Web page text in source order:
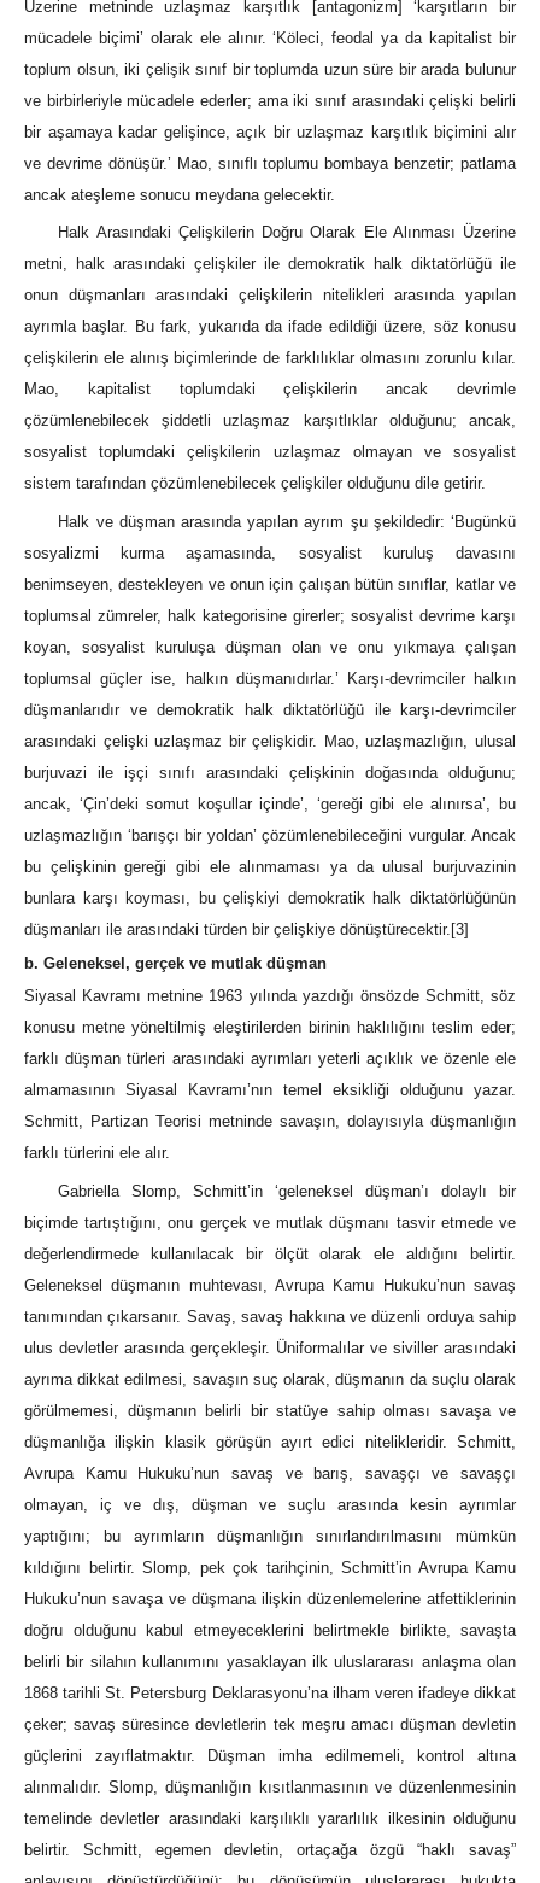
Üzerine metninde uzlaşmaz karşıtlık [antagonizm] ‘karşıtların bir
mücadele biçimi’ olarak ele alınır. ‘Köleci, feodal ya da kapitalist bir
toplum olsun, iki çelişik sınıf bir toplumda uzun süre bir arada bulunur
ve birbirleriyle mücadele ederler; ama iki sınıf arasındaki çelişki belirli
bir aşamaya kadar gelişince, açık bir uzlaşmaz karşıtlık biçimini alır
ve devrime dönüşür.’ Mao, sınıflı toplumu bombaya benzetir; patlama
ancak ateşleme sonucu meydana gelecektir.
Halk Arasındaki Çelişkilerin Doğru Olarak Ele Alınması Üzerine
metni, halk arasındaki çelişkiler ile demokratik halk diktatörlüğü ile
onun düşmanları arasındaki çelişkilerin nitelikleri arasında yapılan
ayrımla başlar. Bu fark, yukarıda da ifade edildiği üzere, söz konusu
çelişkilerin ele alınış biçimlerinde de farklılıklar olmasını zorunlu kılar.
Mao, kapitalist toplumdaki çelişkilerin ancak devrimle
çözümlenebilecek şiddetli uzlaşmaz karşıtlıklar olduğunu; ancak,
sosyalist toplumdaki çelişkilerin uzlaşmaz olmayan ve sosyalist
sistem tarafından çözümlenebilecek çelişkiler olduğunu dile getirir.
Halk ve düşman arasında yapılan ayrım şu şekildedir: ‘Bugünkü
sosyalizmi kurma aşamasında, sosyalist kuruluş davasını
benimseyen, destekleyen ve onun için çalışan bütün sınıflar, katlar ve
toplumsal zümreler, halk kategorisine girerler; sosyalist devrime karşı
koyan, sosyalist kuruluşa düşman olan ve onu yıkmaya çalışan
toplumsal güçler ise, halkın düşmanıdırlar.’ Karşı-devrimciler halkın
düşmanlarıdır ve demokratik halk diktatörlüğü ile karşı-devrimciler
arasındaki çelişki uzlaşmaz bir çelişkidir. Mao, uzlaşmazlığın, ulusal
burjuvazi ile işçi sınıfı arasındaki çelişkinin doğasında olduğunu;
ancak, ‘Çin’deki somut koşullar içinde’, ‘gereği gibi ele alınırsa’, bu
uzlaşmazlığın ‘barışçı bir yoldan’ çözümlenebileceğini vurgular. Ancak
bu çelişkinin gereği gibi ele alınmaması ya da ulusal burjuvazinin
bunlara karşı koyması, bu çelişkiyi demokratik halk diktatörlüğünün
düşmanları ile arasındaki türden bir çelişkiye dönüştürecektir. [3]
b. Geleneksel, gerçek ve mutlak düşman
Siyasal Kavramı metnine 1963 yılında yazdığı önsözde Schmitt, söz
konusu metne yöneltilmiş eleştirilerden birinin haklılığını teslim eder;
farklı düşman türleri arasındaki ayrımları yeterli açıklık ve özenle ele
almamasının Siyasal Kavramı’nın temel eksikliği olduğunu yazar.
Schmitt, Partizan Teorisi metninde savaşın, dolayısıyla düşmanlığın
farklı türlerini ele alır.
Gabriella Slomp, Schmitt’in ‘geleneksel düşman’ı dolaylı bir
biçimde tartıştığını, onu gerçek ve mutlak düşmanı tasvir etmede ve
değerlendirmede kullanılacak bir ölçüt olarak ele aldığını belirtir.
Geleneksel düşmanın muhtevası, Avrupa Kamu Hukuku’nun savaş
tanımından çıkarsanır. Savaş, savaş hakkına ve düzenli orduya sahip
ulus devletler arasında gerçekleşir. Üniformalılar ve siviller arasındaki
ayrıma dikkat edilmesi, savaşın suç olarak, düşmanın da suçlu olarak
görülmemesi, düşmanın belirli bir statüye sahip olması savaşa ve
düşmanlığa ilişkin klasik görüşün ayırt edici nitelikleridir. Schmitt,
Avrupa Kamu Hukuku’nun savaş ve barış, savaşçı ve savaşçı
olmayan, iç ve dış, düşman ve suçlu arasında kesin ayrımlar
yaptığını; bu ayrımların düşmanlığın sınırlandırılmasını mümkün
kıldığını belirtir. Slomp, pek çok tarihçinin, Schmitt’in Avrupa Kamu
Hukuku’nun savaşa ve düşmana ilişkin düzenlemelerine atfettiklerinin
doğru olduğunu kabul etmeyeceklerini belirtmekle birlikte, savaşta
belirli bir silahın kullanımını yasaklayan ilk uluslararası anlaşma olan
1868 tarihli St. Petersburg Deklarasyonu’na ilham veren ifadeye dikkat
çeker; savaş süresince devletlerin tek meşru amacı düşman devletin
güçlerini zayıflatmaktır. Düşman imha edilmemeli, kontrol altına
alınmalıdır. Slomp, düşmanlığın kısıtlanmasının ve düzenlenmesinin
temelinde devletler arasındaki karşılıklı yararlılık ilkesinin olduğunu
belirtir. Schmitt, egemen devletin, ortaçağa özgü “haklı savaş”